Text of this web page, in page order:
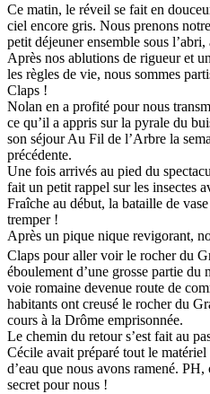
Ce matin, le réveil se fait en
ciel encore gris. Nous prenons
petit déjeuner ensemble sous l’abri,
Après nos ablutions de rigueur et
les règles de vie, nous sommes
Claps !
Nolan en a profité pour nous
ce qu’il a appris sur la pyrale du
son séjour Au Fil de l’Arbre la
précédente.
Une fois arrivés au pied du
fait un petit rappel sur les insectes
Fraîche au début, la bataille de
tremper !
Après un pique nique revigorant,
Claps pour aller voir le rocher du
éboulement d’une grosse partie
voie romaine devenue route de
habitants ont creusé le rocher du
cours à la Drôme emprisonnée.
Le chemin du retour s’est fait au
Cécile avait préparé tout le
d’eau que nous avons ramené.
secret pour nous !